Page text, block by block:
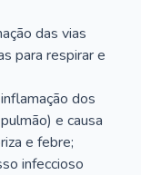
das vias
para respirar e
dos
e causa
e febre;
infeccioso